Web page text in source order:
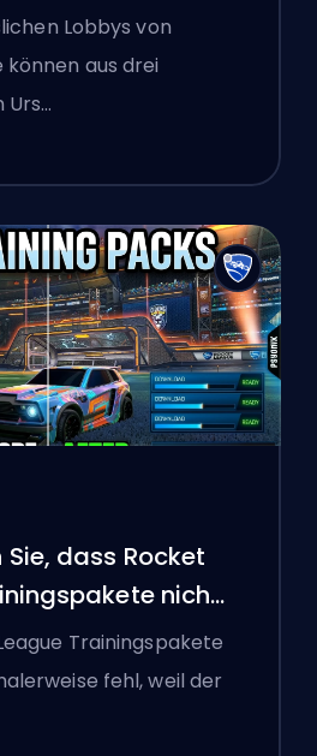
Lobbys von
können aus drei
Urs…
Sie, dass Rocket
nicht
Trainingspakete
fehl, weil der